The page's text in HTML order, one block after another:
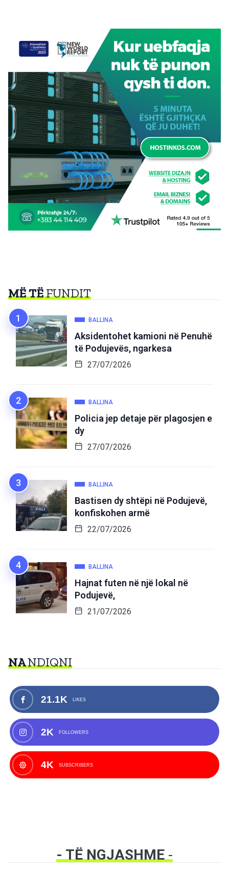
MË TËFUNDIT
BALLINA
Aksidentohet kamioni në Penuhë
të Podujevës, ngarkesa
27/07/2026
BALLINA
Policia jep detaje për plagosjen e
dy
27/07/2026
BALLINA
Bastisen dy shtëpi në Podujevë,
konfiskohen armë
22/07/2026
BALLINA
Hajnat futen në një lokal në
Podujevë,
21/07/2026
NANDIQNI
21.1K LIKES
2K FOLLOWERS
4K SUBSCRIBERS
- TË NGJASHME-